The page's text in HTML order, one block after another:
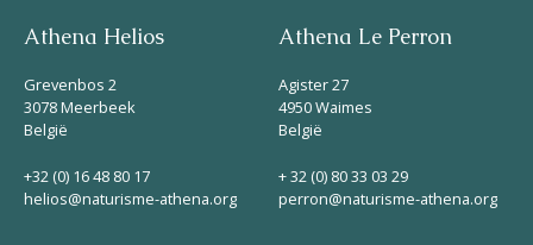
Athena Helios
Grevenbos 2
3078 Meerbeek
België
+32 (0) 16 48 80 17
helios@naturisme-athena.org
Athena Le Perron
Agister 27
4950 Waimes
België
+ 32 (0) 80 33 03 29
perron@naturisme-athena.org